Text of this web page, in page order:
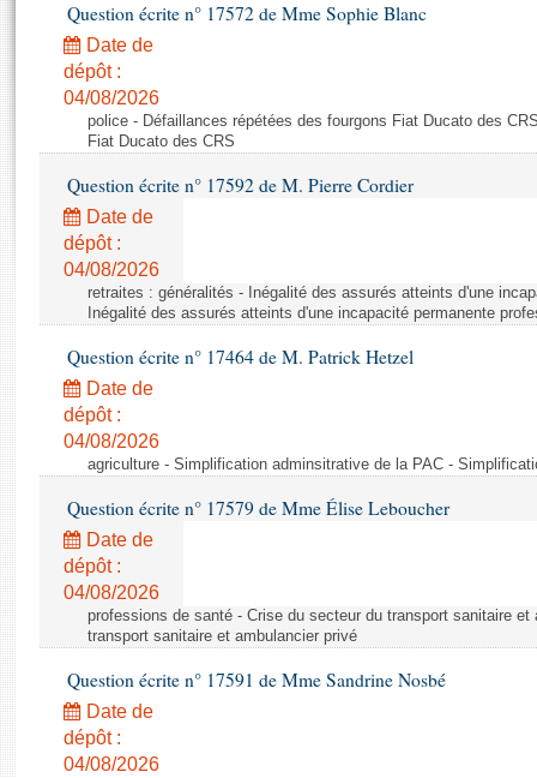
Projets de loi
Propositions de loi
Amendements
Textes adoptés
Rapports législatifs
Rapports sur l'application des lois
Baromètre de l’application des lois
Dossiers législatifs
Budget et sécurité sociale
Questions écrites et orales
Comptes rendus des débats
Histoire
Juniors
Anciennes législatures
Contacts et plan d'accès
Photos libres de droit
Question écrite n° 17572 de Mme Sophie Blanc
Date de
dépôt :
04/08/2026
police - Défaillances répétées des fourgons Fiat Ducato des
Fiat Ducato des CRS
Question écrite n° 17592 de M. Pierre Cordier
Date de
dépôt :
04/08/2026
retraites : généralités - Inégalité des assurés atteints d'une
Inégalité des assurés atteints d'une incapacité permanente
Question écrite n° 17464 de M. Patrick Hetzel
Date de
dépôt :
04/08/2026
agriculture - Simplification adminsitrative de la PAC -
Question écrite n° 17579 de Mme Élise Leboucher
Date de
dépôt :
04/08/2026
professions de santé - Crise du secteur du transport sanitaire
transport sanitaire et ambulancier privé
Question écrite n° 17591 de Mme Sandrine Nosbé
Date de
dépôt :
04/08/2026